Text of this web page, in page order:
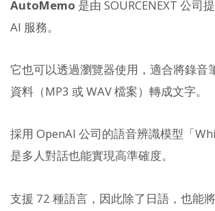
AutoMemo 是由 SOURCENEXT 公司
AI 服務。
它也可以透過瀏覽器使用，適合將錄音
資料（MP3 或 WAV 檔案）轉成文字。
採用 OpenAI 公司的語音辨識模型「
是多人對話也能實現高準確度。
支援 72 種語言，因此除了日語，也能